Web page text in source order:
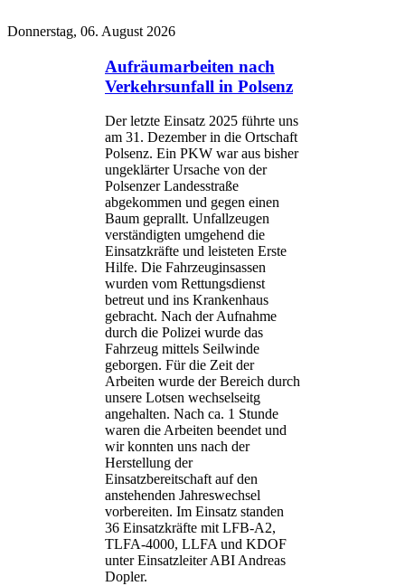
Donnerstag, 06. August 2026
Aufräumarbeiten nach
Verkehrsunfall in Polsenz
Der letzte Einsatz 2025 führte uns
am 31. Dezember in die Ortschaft
Polsenz. Ein PKW war aus bisher
ungeklärter Ursache von der
Polsenzer Landesstraße
abgekommen und gegen einen
Baum geprallt. Unfallzeugen
verständigten umgehend die
Einsatzkräfte und leisteten Erste
Hilfe. Die Fahrzeuginsassen
wurden vom Rettungsdienst
betreut und ins Krankenhaus
gebracht. Nach der Aufnahme
durch die Polizei wurde das
Fahrzeug mittels Seilwinde
geborgen. Für die Zeit der
Arbeiten wurde der Bereich durch
unsere Lotsen wechselseitg
angehalten. Nach ca. 1 Stunde
waren die Arbeiten beendet und
wir konnten uns nach der
Herstellung der
Einsatzbereitschaft auf den
anstehenden Jahreswechsel
vorbereiten. Im Einsatz standen
36 Einsatzkräfte mit LFB-A2,
TLFA-4000, LLFA und KDOF
unter Einsatzleiter ABI Andreas
Dopler.